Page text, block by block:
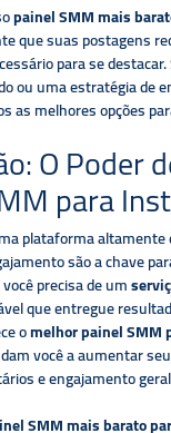
painel SMM mais
que suas postagens
para se destacar.
ou uma estratégia de
as melhores opções
O Poder
para
plataforma
são a chave
precisa de um
que entregue
omelhor painel SMM
você a aumentar
e engajamento
SMM mais barato